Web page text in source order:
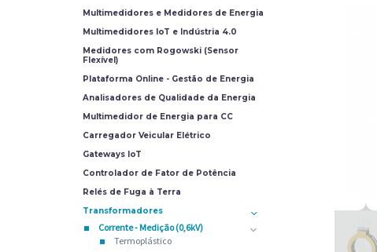
Multimedidores e Medidores de Energia
Multimedidores IoT e Indústria 4.0
Medidores com Rogowski (Sensor
Flexível)
Plataforma Online - Gestão de Energia
Analisadores de Qualidade da Energia
Multimedidor de Energia para CC
Carregador Veicular Elétrico
Gateways IoT
Controlador de Fator de Potência
Relés de Fuga à Terra
Transformadores
Corrente - Medição (0,6kV)
Termoplástico